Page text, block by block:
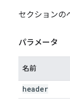
セクションの
パラメータ
名前
header